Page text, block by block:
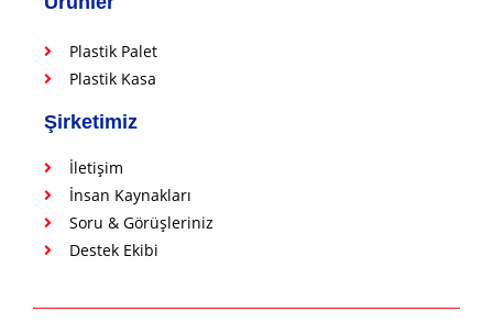
Plastik Palet
Plastik Kasa
Şirketimiz
İletişim
İnsan Kaynakları
Soru & Görüşleriniz
Destek Ekibi